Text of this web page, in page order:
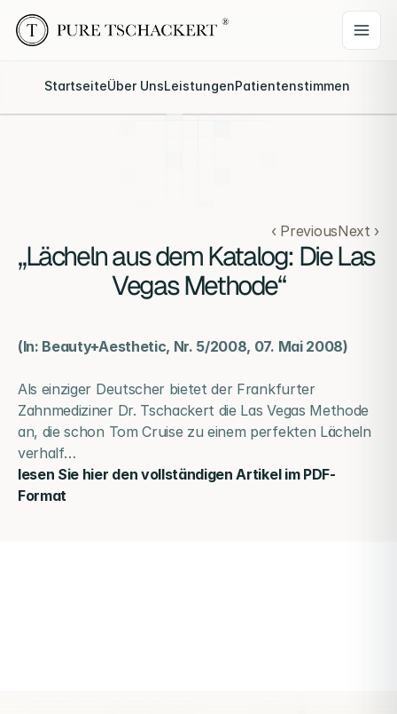
StartseiteÜber UnsLeistungenPatientenstimmen
‹ PreviousNext ›
„Lächeln aus dem Katalog: Die Las
Vegas Methode“
(In: Beauty+Aesthetic, Nr. 5/2008, 07. Mai 2008)
Als einziger Deutscher bietet der Frankfurter
Zahnmediziner Dr. Tschackert die Las Vegas Methode
an, die schon Tom Cruise zu einem perfekten Lächeln
verhalf…
lesen Sie hier den vollständigen Artikel im PDF-
Format